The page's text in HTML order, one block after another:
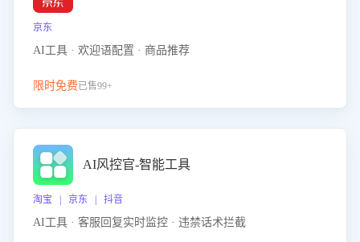
京东
AI工具 · 欢迎语配置 · 商品推荐
限时免费已售99+
AI风控官-智能工具
淘宝 | 京东 | 抖音
AI工具 · 客服回复实时监控 · 违禁话术拦截